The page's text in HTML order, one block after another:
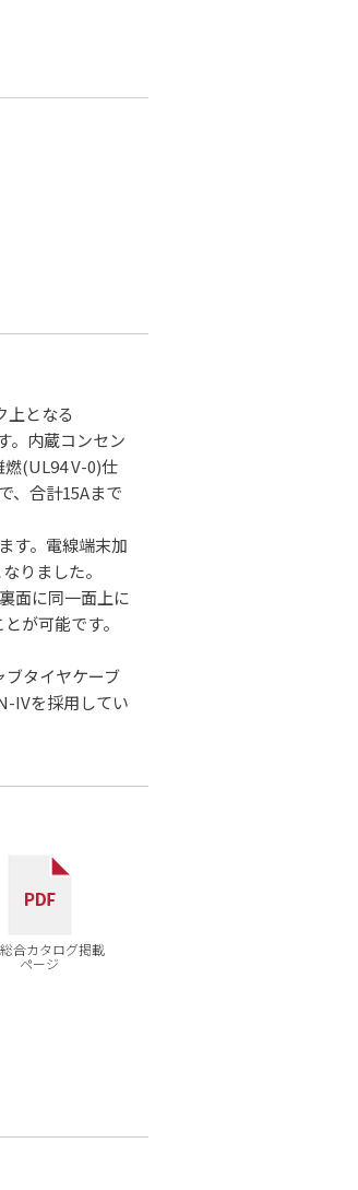
上となる
。内蔵コンセン
(UL94 V-0)仕
、合計15Aまで
す。電線端末加
りました。
面に同一面上に
が可能です。
タイヤケーブ
IVを採用してい
合カタログ掲載
ページ